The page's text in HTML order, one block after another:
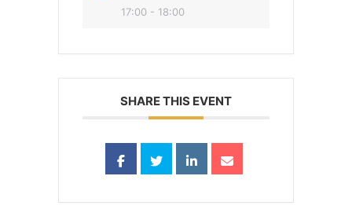
17:00 - 18:00
SHARE THIS EVENT